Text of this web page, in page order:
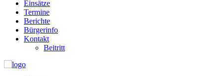
Einsätze
Termine
Berichte
Bürgerinfo
Kontakt
Beitritt